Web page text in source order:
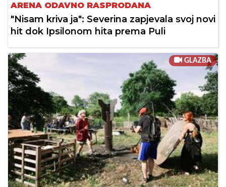
ARENA ODAVNO RASPRODANA
"Nisam kriva ja": Severina zapjevala svoj novi
hit dok Ipsilonom hita prema Puli
GLAZBA